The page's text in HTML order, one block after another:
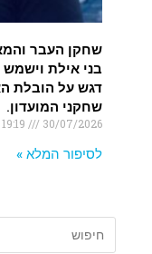
שחקן העבר
בני אילת
דגש על הובלת
שחקני המועדון.
30/07/2026
לסיפור המלא »